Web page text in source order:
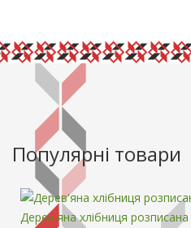
Популярні товари
Дерев'яна хлібниця розписана